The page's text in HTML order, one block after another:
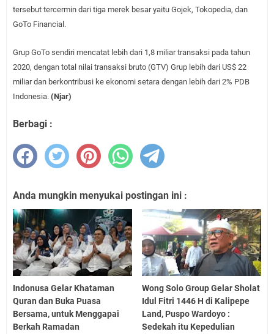
tersebut tercermin dari tiga merek besar yaitu Gojek, Tokopedia, dan
GoTo Financial.
Grup GoTo sendiri mencatat lebih dari 1,8 miliar transaksi pada tahun
2020, dengan total nilai transaksi bruto (GTV) Grup lebih dari US$ 22
miliar dan berkontribusi ke ekonomi setara dengan lebih dari 2% PDB
Indonesia. (Njar)
Berbagi :
Anda mungkin menyukai postingan ini :
Indonusa Gelar Khataman
Quran dan Buka Puasa
Bersama, untuk Menggapai
Berkah Ramadan
Wong Solo Group Gelar Sholat
Idul Fitri 1446 H di Kalipepe
Land, Puspo Wardoyo :
Sedekah itu Kepedulian